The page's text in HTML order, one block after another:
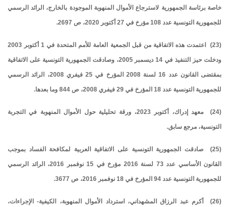
خاصة برئاسة الجمهورية لاسترجاع الأموال المنهوبة الموجودة بالخارج، الرائد الرسمي
للجمهورية التونسية عدد 108 مؤرخ في 27 أكتوبر 2020، ص 2697.
(23) اعتمدت هذه الاتفاقية من قبل الجمعية العامة للأمم المتحدة في 1 أكتوبر 2003
ودخلت حيز التنفيذ في 14 ديسمبر 2005، وصادقت الجمهورية التونسية على الاتفاقية
بمقتضى القانون عدد 16 لسنة 2008 المؤرخ في 25 فيفري 2008، الرائد الرسمي
للجمهورية التونسية عدد 18 المؤرخ في 29 فيفري 2008، ص 844 وما بعدها.
(24) معهد إدراك، أكتوبر 2023، ورقة تحليلية حول الأموال المنهوبة في التجربة
التونسية، مرجع سابق.
(25) صادقت الجمهورية التونسية على الاتفاقية العربية لمكافحة الفساد بموجب
القانون الأساسي عدد 73 لسنة 2016 مؤرخ في 15 نوفمبر 2016، الرائد الرسمي
للجمهورية التونسية عدد 94 المؤرخ في 18 نوفمبر 2016، ص 3677.
(26) أكرم عبد الرزاق المشهداني، استرداد الأموال المنهوبة، الكيفية- الإجراءات،